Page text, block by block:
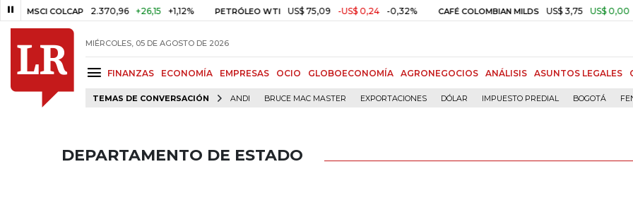
COLCAP 2.370,96 +26,15 +1,12% PETRÓLEO WTI US$ 75,09 -US$ 0,24 -0,32% CAFÉ COLOMBIAN MILDS US$ 3,75 US$ 0,00 +0,01%
MIÉRCOLES, 05 DE AGOSTO DE 2026
FINANZAS ECONOMÍA EMPRESAS OCIO GLOBOECONOMÍA AGRONEGOCIOS ANÁLISIS ASUNTOS LEGALES
TEMAS DE CONVERSACIÓN ANDI BRUCE MAC MASTER EXPORTACIONES DÓLAR IMPUESTO PREDIAL BOGOTÁ
DEPARTAMENTO DE ESTADO